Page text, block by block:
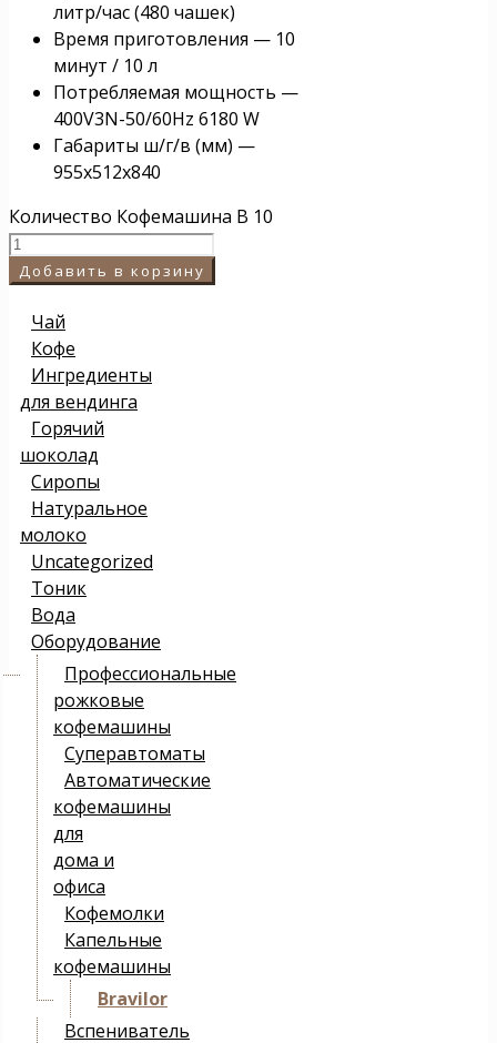
литр/час (480 чашек)
Время приготовления — 10
минут / 10 л
Потребляемая мощность —
400V3N-50/60Hz 6180 W
Габариты ш/г/в (мм) —
955х512х840
Количество Кофемашина B 10
Добавить в корзину
Чай
Кофе
Ингредиенты
для вендинга
Горячий
шоколад
Сиропы
Натуральное
молоко
Uncategorized
Тоник
Вода
Оборудование
Профессиональные
рожковые
кофемашины
Суперавтоматы
Автоматические
кофемашины
для
дома и
офиса
Кофемолки
Капельные
кофемашины
Bravilor
Вспениватель